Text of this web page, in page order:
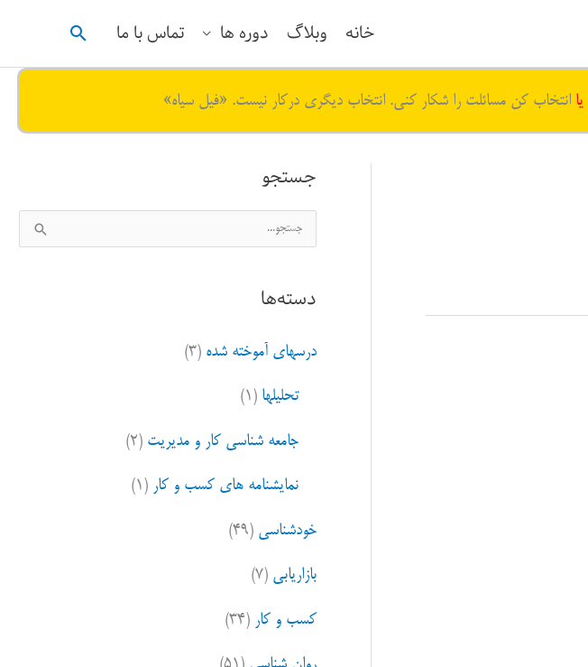
خانه وبلاگ دوره ها تماس با ما جستجو
یا انتخاب کن مسائلت را شکار کنی. انتخاب دیگری درکار نیست. «فیل سیاه»
جستجو
س
ج
ب
دسته‌ها
درسهای آموخته شده (۳)
تحلیلها (۱)
جامعه شناسی کار و مدیریت (۲)
نمایشنامه های کسب و کار (۱)
خودشناسی (۴۹)
بازاریابی (۷)
کسب و کار (۳۴)